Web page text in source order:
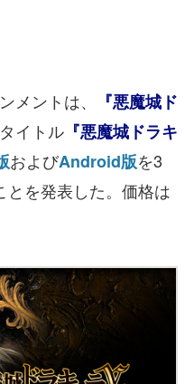
ントは、
『悪魔城ド
イトル 『悪魔城ドラキ
およびAndroid版を3
とを発表した。価格は